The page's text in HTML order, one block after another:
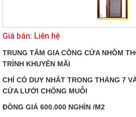
Giá bán: Liên hệ
TRUNG TÂM GIA CÔNG CỬA NHÔM
TRÌNH KHUYẾN MÃI
CHỈ CÓ DUY NHẤT TRONG THÁNG 7
CỬA LƯỚI CHỐNG MUỖI
ĐỒNG GIÁ 600.000 NGHÌN /M2